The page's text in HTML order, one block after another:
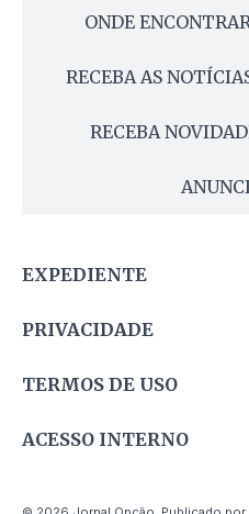
ONDE
RECEBA AS
RECEBA
EXPEDIENTE
PRIVACIDADE
TERMOS DE USO
ACESSO INTERNO